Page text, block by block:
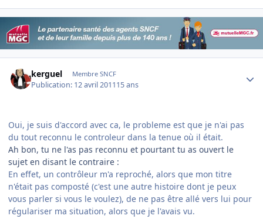
kerguel Membre SNCF
Publication: 12 avril 201115 ans
Oui, je suis d'accord avec ca, le probleme est que je n'ai pas
du tout reconnu le controleur dans la tenue où il était.
Ah bon, tu ne l'as pas reconnu et pourtant tu as ouvert le
sujet en disant le contraire :
En effet, un contrôleur m'a reproché, alors que mon titre
n'était pas composté (c'est une autre histoire dont je peux
vous parler si vous le voulez), de ne pas être allé vers lui pour
régulariser ma situation, alors que je l'avais vu.